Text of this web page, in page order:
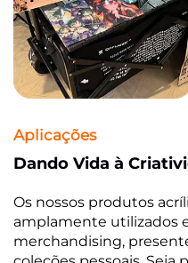
Aplicações
Dando Vida à
Os nossos produtos
amplamente utilizados
merchandising,